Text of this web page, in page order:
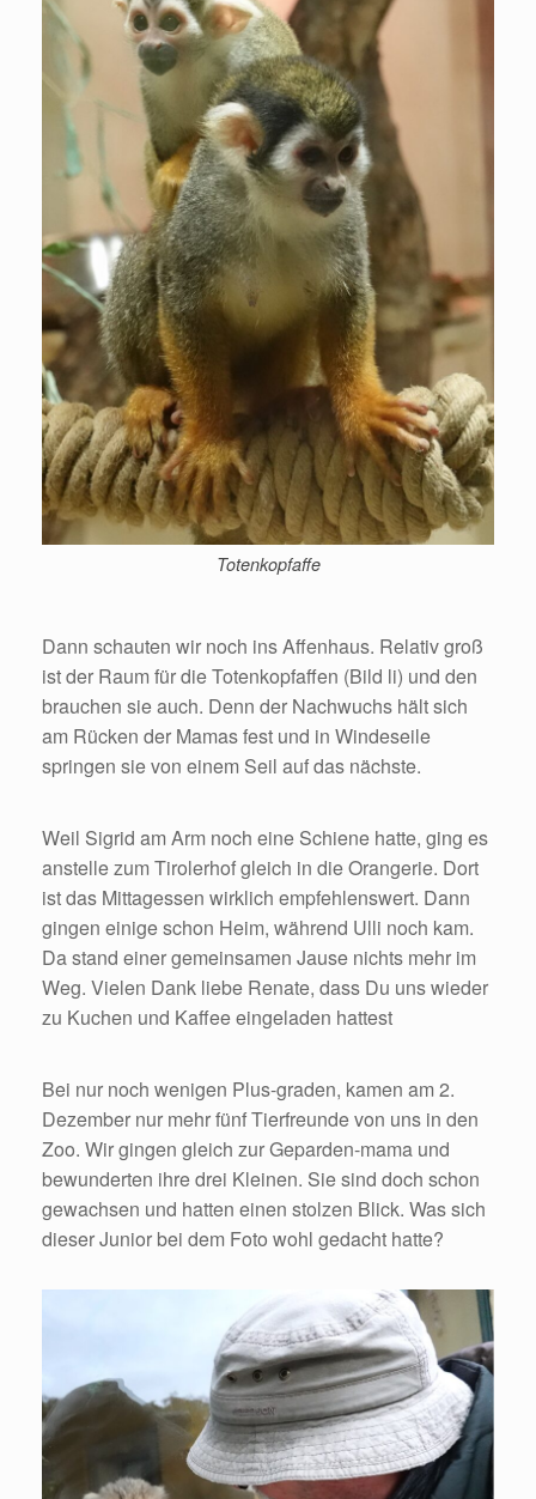
Totenkopfaffe
Dann schauten wir noch ins Affenhaus. Relativ groß
ist der Raum für die Totenkopfaffen (Bild li) und den
brauchen sie auch. Denn der Nachwuchs hält sich
am Rücken der Mamas fest und in Windeseile
springen sie von einem Seil auf das nächste.
Weil Sigrid am Arm noch eine Schiene hatte, ging es
anstelle zum Tirolerhof gleich in die Orangerie. Dort
ist das Mittagessen wirklich empfehlenswert. Dann
gingen einige schon Heim, während Ulli noch kam.
Da stand einer gemeinsamen Jause nichts mehr im
Weg. Vielen Dank liebe Renate, dass Du uns wieder
zu Kuchen und Kaffee eingeladen hattest
Bei nur noch wenigen Plus-graden, kamen am 2.
Dezember nur mehr fünf Tierfreunde von uns in den
Zoo. Wir gingen gleich zur Geparden-mama und
bewunderten ihre drei Kleinen. Sie sind doch schon
gewachsen und hatten einen stolzen Blick. Was sich
dieser Junior bei dem Foto wohl gedacht hatte?